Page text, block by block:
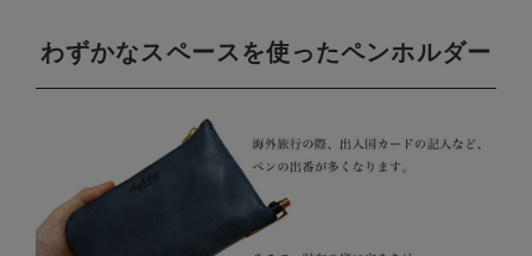
わずかなスペースを使ったペンホルダー